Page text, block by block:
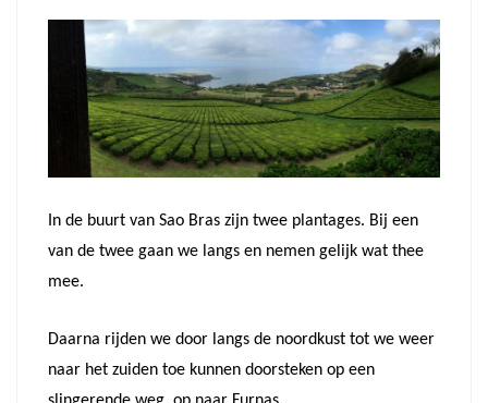
In de buurt van Sao Bras zijn twee plantages. Bij een
van de twee gaan we langs en nemen gelijk wat thee
mee.
Daarna rijden we door langs de noordkust tot we weer
naar het zuiden toe kunnen doorsteken op een